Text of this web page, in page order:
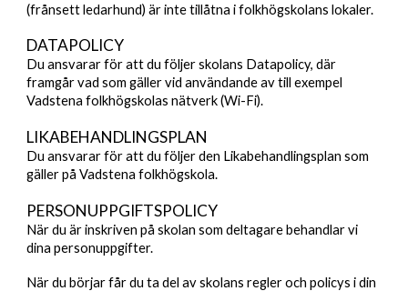
(frånsett ledarhund) är inte tillåtna i folkhögskolans lokaler.
DATAPOLICY
Du ansvarar för att du följer skolans Datapolicy, där
framgår vad som gäller vid användande av till exempel
Vadstena folkhögskolas nätverk (Wi-Fi).
LIKABEHANDLINGSPLAN
Du ansvarar för att du följer den Likabehandlingsplan som
gäller på Vadstena folkhögskola.
PERSONUPPGIFTSPOLICY
När du är inskriven på skolan som deltagare behandlar vi
dina personuppgifter.
När du börjar får du ta del av skolans regler och policys i din